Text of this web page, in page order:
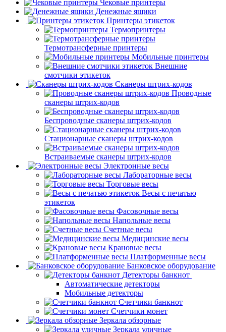
Чековые принтеры
Денежные ящики
Принтеры этикеток
Термопринтеры
Термотрансферные принтеры
Мобильные принтеры
Внешние
смотчики этикеток
Сканеры штрих-кодов
Проводные
сканеры штрих-кодов
Беспроводные сканеры штрих-кодов
Стационарные сканеры штрих-кодов
Встраиваемые сканеры штрих-кодов
Электронные весы
Лабораторные весы
Торговые весы
Весы с печатью
этикеток
Фасовочные весы
Напольные весы
Счетные весы
Медицинские весы
Крановые весы
Платформенные весы
Банковское оборудование
Детекторы банкнот
Автоматические детекторы
Мобильные детекторы
Счетчики банкнот
Счетчики монет
Зеркала обзорные
Зеркала уличные